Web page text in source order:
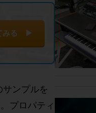
みる ▶
ンプルを
プロパティ